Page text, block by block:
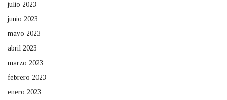
julio 2023
junio 2023
mayo 2023
abril 2023
marzo 2023
febrero 2023
enero 2023